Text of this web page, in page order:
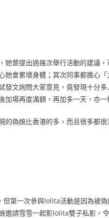
曾提出過幾次舉行活動的建議，
會累壞身體；其次同事都擔心
文詢問大家意見，竟發現十分
場再度滿額，再加多一天，亦一
偽娘比香港的多，而且很多都很
一次參與lolita活動是因為被偽
邀請雪雪一起影lolita雙子私影，